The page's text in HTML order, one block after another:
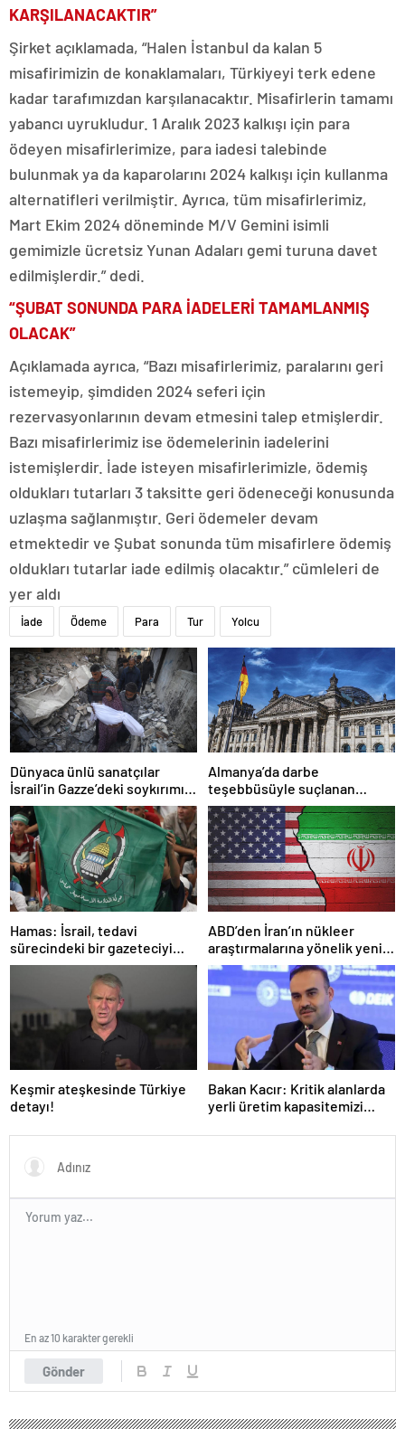
KARŞILANACAKTIR”
Şirket açıklamada, “Halen İstanbul da kalan 5
misafirimizin de konaklamaları, Türkiyeyi terk edene
kadar tarafımızdan karşılanacaktır. Misafirlerin tamamı
yabancı uyrukludur. 1 Aralık 2023 kalkışı için para
ödeyen misafirlerimize, para iadesi talebinde
bulunmak ya da kaparolarını 2024 kalkışı için kullanma
alternatifleri verilmiştir. Ayrıca, tüm misafirlerimiz,
Mart Ekim 2024 döneminde M/V Gemini isimli
gemimizle ücretsiz Yunan Adaları gemi turuna davet
edilmişlerdir.” dedi.
“ŞUBAT SONUNDA PARA İADELERİ TAMAMLANMIŞ
OLACAK”
Açıklamada ayrıca, “Bazı misafirlerimiz, paralarını geri
istemeyip, şimdiden 2024 seferi için
rezervasyonlarının devam etmesini talep etmişlerdir.
Bazı misafirlerimiz ise ödemelerinin iadelerini
istemişlerdir. İade isteyen misafirlerimizle, ödemiş
oldukları tutarları 3 taksitte geri ödeneceği konusunda
uzlaşma sağlanmıştır. Geri ödemeler devam
etmektedir ve Şubat sonunda tüm misafirlere ödemiş
oldukları tutarlar iade edilmiş olacaktır.” cümleleri de
yer aldı
İade Ödeme Para Tur Yolcu
Dünyaca ünlü sanatçılar
İsrail’in Gazze’deki soykırımını
kınadı
Almanya’da darbe
teşebbüsüyle suçlanan
örgüte ait dernek yasaklandı
Hamas: İsrail, tedavi
sürecindeki bir gazeteciyi
öldürerek savaş suçu
ABD’den İran’ın nükleer
araştırmalarına yönelik yeni
yaptırımlar
Keşmir ateşkesinde Türkiye
detayı!
Bakan Kacır: Kritik alanlarda
yerli üretim kapasitemizi
Gönder
En az 10 karakter gerekli